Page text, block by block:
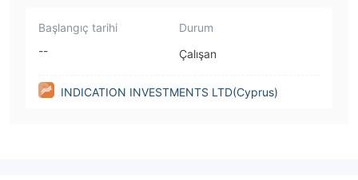
Başlangıç tarihi
--
Durum
Çalışan
INDICATION INVESTMENTS LTD(Cyprus)